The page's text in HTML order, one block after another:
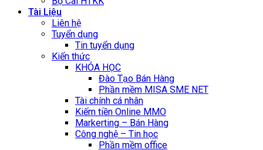
Tài Liệu
Liên hệ
Tuyển dụng
Tin tuyển dụng
Kiến thức
KHÓA HỌC
Đào Tạo Bán Hàng
Phần mềm MISA SME NET
Tài chính cá nhân
Kiếm tiền Online MMO
Markerting – Bán Hàng
Công nghệ – Tin học
Phần mềm office